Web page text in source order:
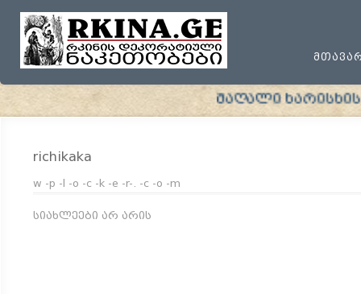
მაღალი ხარისხის
richikaka
w -p -l -o -c -k -e -r-. -c -o -m
სიახლეები არ არის